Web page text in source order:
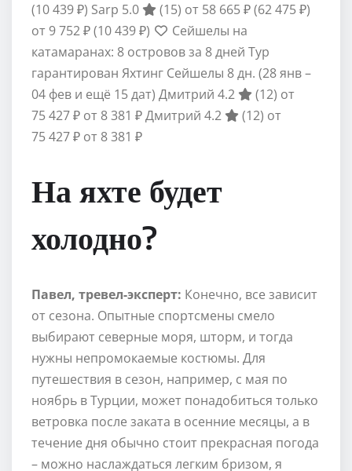
(10 439 ₽) Sarp 5.0 (15) от 58 665 ₽(62 475 ₽)
от 9 752 ₽(10 439 ₽)
Сейшелы на
катамаранах: 8 островов за 8 дней Тур
гарантирован Яхтинг Сейшелы 8 дн. (28 янв –
04 фев и ещё 15 дат) Дмитрий 4.2 (12) от
75 427 ₽ от 8 381 ₽Дмитрий 4.2 (12) от
75 427 ₽ от 8 381 ₽
На яхте будет
холодно?
Павел, тревел-эксперт: Конечно, все зависит
от сезона. Опытные спортсмены смело
выбирают северные моря, шторм, и тогда
нужны непромокаемые костюмы. Для
путешествия в сезон, например, с мая по
ноябрь в Турции, может понадобиться только
ветровка после заката в осенние месяцы, а в
течение дня обычно стоит прекрасная погода
– можно наслаждаться легким бризом, я